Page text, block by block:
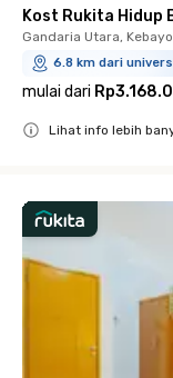
Kost Rukita Hidup
Gandaria Utara,
6.8 km dari
mulai dari
Lihat info lebih